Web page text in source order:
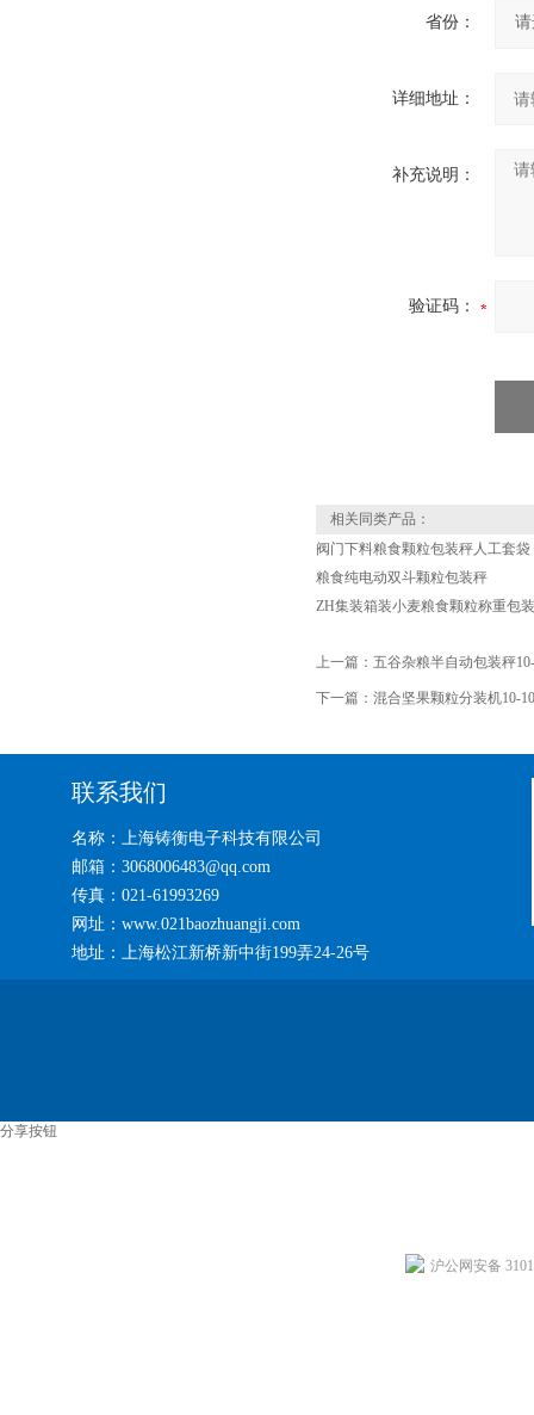
省份：
详细地址：
补充说明：
验证码：
相关同类产品：
阀门下料粮食颗粒包装秤人工套袋
粮食纯电动双斗颗粒包装秤
ZH集装箱装小麦粮食颗粒称重包
上一篇： 五谷杂粮半自动包装秤
下一篇： 混合坚果颗粒分装机10-
联系我们
名称：上海铸衡电子科技有限公司
邮箱：3068006483@qq.com
传真：021-61993269
网址：www.021baozhuangji.com
地址：上海松江新桥新中街199弄24-26号
分享按钮
沪公网安备